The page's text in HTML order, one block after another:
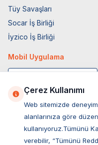
Tüy Savaşları
Socar İş Birliği
İyzico İş Birliği
Mobil Uygulama
Çerez Kullanımı
Web sitemizde
alanlarınıza göre
kullanıyoruz.Tümünü
verebilir, “Tümünü